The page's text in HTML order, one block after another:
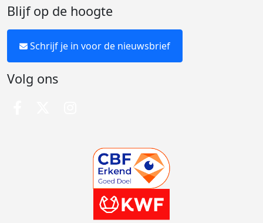
Blijf op de hoogte
Schrijf je in voor de nieuwsbrief
Volg ons